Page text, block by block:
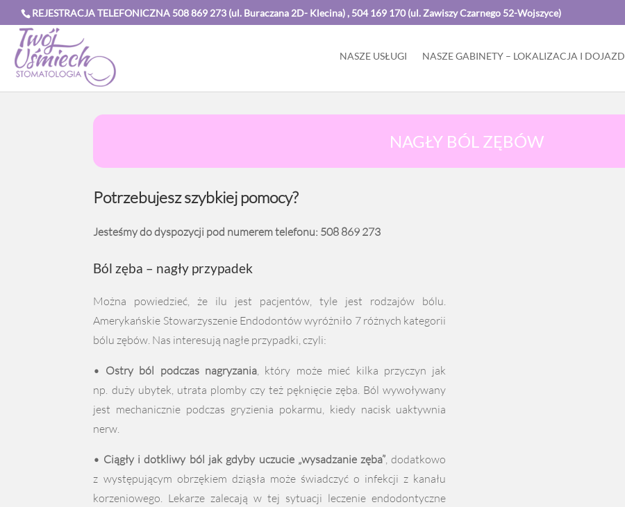
REJESTRACJA TELEFONICZNA 508 869 273 (ul. Buraczana 2D- Klecina) , 504 169 170 (ul. Zawiszy Czarnego 52-Wojszyce)
NASZE USŁUGI NASZE GABINETY – LOKALIZACJA I DOJAZD
NAGŁY BÓL ZĘBÓW
Potrzebujesz szybkiej pomocy?
Jesteśmy do dyspozycji pod numerem telefonu: 508 869 273
Ból zęba – nagły przypadek
Można powiedzieć, że ilu jest pacjentów, tyle jest rodzajów bólu.
Amerykańskie Stowarzyszenie Endodontów wyróżniło 7 różnych kategorii
bólu zębów. Nas interesują nagłe przypadki, czyli:
• Ostry ból podczas nagryzania, który może mieć kilka przyczyn jak
np. duży ubytek, utrata plomby czy też pęknięcie zęba. Ból wywoływany
jest mechanicznie podczas gryzienia pokarmu, kiedy nacisk uaktywnia
nerw.
• Ciągły i dotkliwy ból jak gdyby uczucie „wysadzanie zęba”, dodatkowo
z występującym obrzękiem dziąsła może świadczyć o infekcji z kanału
korzeniowego. Lekarze zalecają w tej sytuacji leczenie endodontyczne